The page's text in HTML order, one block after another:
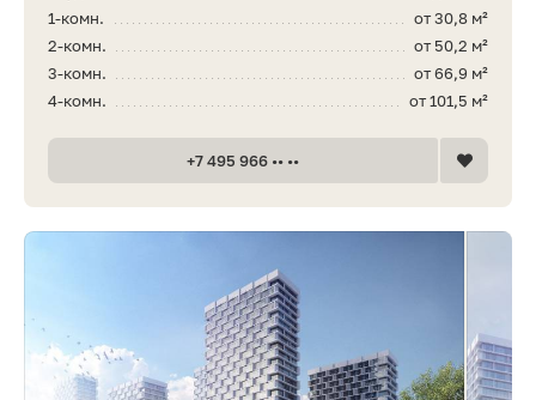
от 30,8 м²
1-комн.
от 50,2 м²
2-комн.
от 66,9 м²
3-комн.
от 101,5 м²
4-комн.
+7 495 966 •• ••